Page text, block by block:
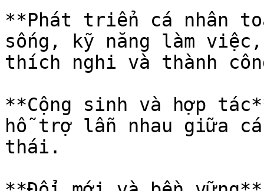
**Phát triển cá nhân
sống, kỹ năng làm
thích nghi và thành
**Cộng sinh và hợp
hỗ trợ lẫn nhau giữa
thái.